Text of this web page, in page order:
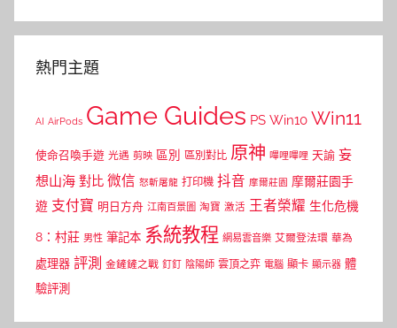
熱門主題
AI AirPods Game Guides PS Win10 Win11
使命召喚手遊 光遇 剪映 區別 區別對比 原神 嗶哩嗶哩 天諭 妄
想山海 對比 微信 怒斬屠龍 打印機 抖音 摩爾莊園 摩爾莊園手
遊 支付寶 明日方舟 江南百景圖 淘寶 激活 王者榮耀 生化危機
8：村莊 男性 筆記本 系統教程 網易雲音樂 艾爾登法環 華為
處理器 評測 金鏟鏟之戰 釘釘 陰陽師 雲頂之弈 電腦 顯卡 顯示器 體
驗評測